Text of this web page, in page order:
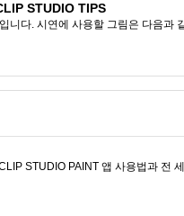
STUDIO TIPS
다. 시연에 사용할 그림은 다음과
STUDIO PAINT 앱 사용법과 전